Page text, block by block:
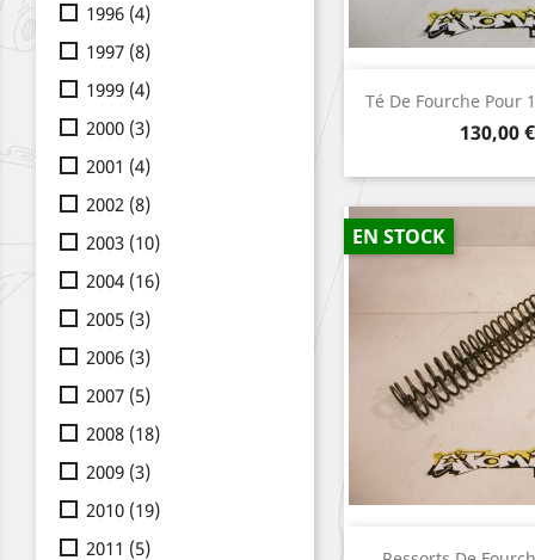
1996 (4)
1997 (8)
1999 (4)
2000 (3)
2001 (4)
2002 (8)
2003 (10)
2004 (16)
2005 (3)
2006 (3)
2007 (5)
2008 (18)
2009 (3)
2010 (19)
2011 (5)
Té De Fourche Pour
Prix
130,00 €
Aperçu
EN STOCK
Aperçu